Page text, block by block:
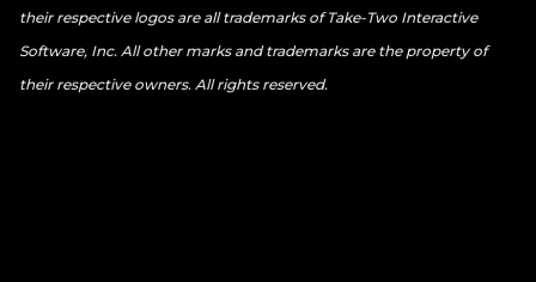
their respective logos are all trademarks of Take-Two Interactive
Software, Inc. All other marks and trademarks are the property of
their respective owners. All rights reserved.